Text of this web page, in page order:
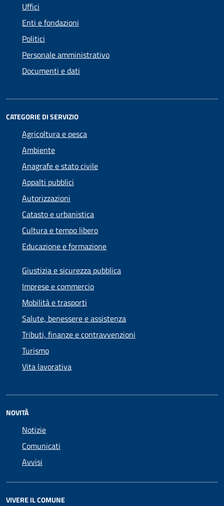
Uffici
Enti e fondazioni
Politici
Personale amministrativo
Documenti e dati
CATEGORIE DI SERVIZIO
Agricoltura e pesca
Ambiente
Anagrafe e stato civile
Appalti pubblici
Autorizzazioni
Catasto e urbanistica
Cultura e tempo libero
Educazione e formazione
Giustizia e sicurezza pubblica
Imprese e commercio
Mobilità e trasporti
Salute, benessere e assistenza
Tributi, finanze e contravvenzioni
Turismo
Vita lavorativa
NOVITÀ
Notizie
Comunicati
Avvisi
VIVERE IL COMUNE